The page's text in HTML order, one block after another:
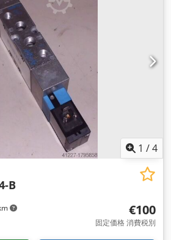
1 /4
B
€100
固定価格 消費税別